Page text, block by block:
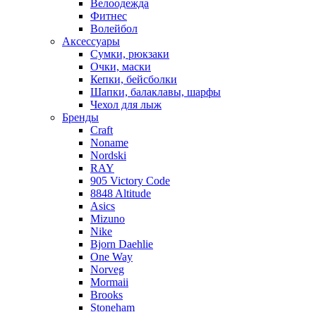
Велоодежда
Фитнес
Волейбол
Аксессуары
Сумки, рюкзаки
Очки, маски
Кепки, бейсболки
Шапки, балаклавы, шарфы
Чехол для лыж
Бренды
Craft
Noname
Nordski
RAY
905 Victory Code
8848 Altitude
Asics
Mizuno
Nike
Bjorn Daehlie
One Way
Norveg
Mormaii
Brooks
Stoneham